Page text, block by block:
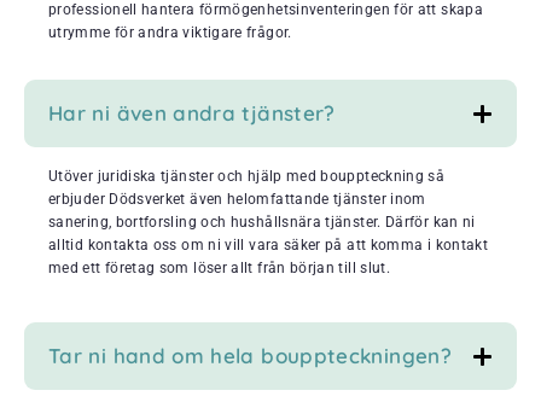
professionell hantera förmögenhetsinventeringen för att skapa
utrymme för andra viktigare frågor.
Har ni även andra tjänster?
Utöver juridiska tjänster och hjälp med bouppteckning så
erbjuder Dödsverket även helomfattande tjänster inom
sanering, bortforsling och hushållsnära tjänster. Därför kan ni
alltid kontakta oss om ni vill vara säker på att komma i kontakt
med ett företag som löser allt från början till slut.
Tar ni hand om hela bouppteckningen?